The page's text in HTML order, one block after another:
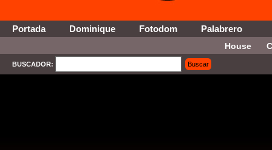
Portada Dominique Fotodom Palabrero
House
BUSCADOR:
Buscar